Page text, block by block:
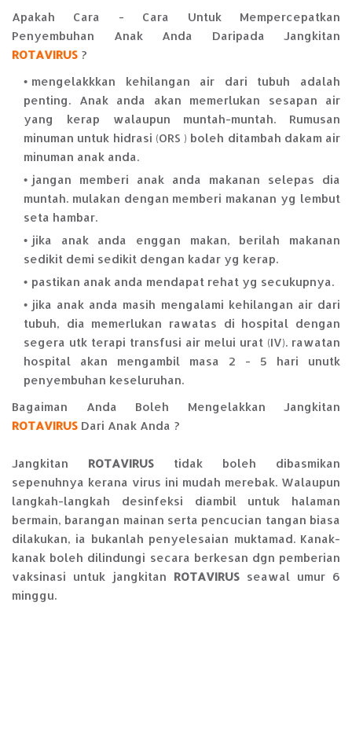
Apakah Cara - Cara Untuk Mempercepatkan
Penyembuhan Anak Anda Daripada Jangkitan
ROTAVIRUS ?
mengelakkkan kehilangan air dari tubuh adalah
penting. Anak anda akan memerlukan sesapan air
yang kerap walaupun muntah-muntah. Rumusan
minuman untuk hidrasi (ORS ) boleh ditambah dakam air
minuman anak anda.
jangan memberi anak anda makanan selepas dia
muntah. mulakan dengan memberi makanan yg lembut
seta hambar.
jika anak anda enggan makan, berilah makanan
sedikit demi sedikit dengan kadar yg kerap.
pastikan anak anda mendapat rehat yg secukupnya.
jika anak anda masih mengalami kehilangan air dari
tubuh, dia memerlukan rawatas di hospital dengan
segera utk terapi transfusi air melui urat (IV). rawatan
hospital akan mengambil masa 2 - 5 hari unutk
penyembuhan keseluruhan.
Bagaiman Anda Boleh Mengelakkan Jangkitan
ROTAVIRUS Dari Anak Anda ?
Jangkitan ROTAVIRUS tidak boleh dibasmikan
sepenuhnya kerana virus ini mudah merebak. Walaupun
langkah-langkah desinfeksi diambil untuk halaman
bermain, barangan mainan serta pencucian tangan biasa
dilakukan, ia bukanlah penyelesaian muktamad. Kanak-
kanak boleh dilindungi secara berkesan dgn pemberian
vaksinasi untuk jangkitan ROTAVIRUS seawal umur 6
minggu.